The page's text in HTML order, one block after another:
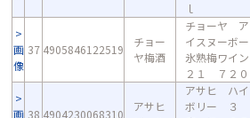
ｌ
画
像
37 4905846122519
チョー
ヤ梅酒
チョーヤ ア
イスヌーボー
氷熟梅ワイン
２１ ７２０
画 38 4904230068310
アサヒ
アサヒ ハイ
ボリー ３